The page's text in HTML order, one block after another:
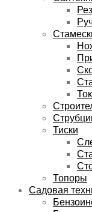
Тиски
Топоры
Садовая